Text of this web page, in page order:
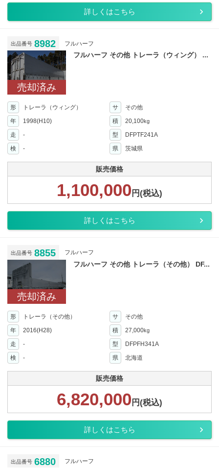
詳しくはこちら
出品番号 8982 フルハーフ
売却済み
フルハーフ その他 トレーラ（ウィング） ...
形 トレーラ（ウィング） サ
その他
年
1998(H10) 積 20,100kg
走 - 型
DFPTF241A
検
- 県 茨城県
販売価格
1,100,000 円(税込)
詳しくはこちら
出品番号 8855 フルハーフ
売却済み
フルハーフ その他 トレーラ（その他） DF...
形 トレーラ（その他） サ
その他
年
2016(H28) 積 27,000kg
走 - 型
DFPFH341A
検
- 県 北海道
販売価格
6,820,000 円(税込)
詳しくはこちら
出品番号 6880 フルハーフ